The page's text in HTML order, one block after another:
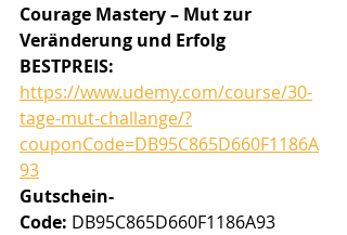
Courage Mastery – Mut zur
Veränderung und Erfolg
BESTPREIS:
https://www.udemy.com/course/30-
tage-mut-challange/?
couponCode=DB95C865D660F1186A
93
Gutschein-
Code: DB95C865D660F1186A93